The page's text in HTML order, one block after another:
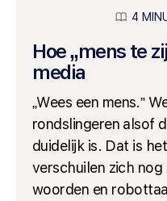
4
Hoe „mens te
media
„Wees een mens.”
rondslingeren alsof
duidelijk is. Dat is
verschuilen zich
woorden en